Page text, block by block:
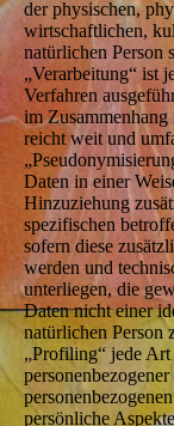
der physischen,
wirtschaftlichen,
natürlichen Person
„Verarbeitung“ ist
Verfahren
im
reicht weit und
Daten in einer
Hinzuziehung
spezifischen
sofern diese
werden und
unterliegen, die
Daten nicht einer
natürlichen Person
„Profiling“ jede
persönliche